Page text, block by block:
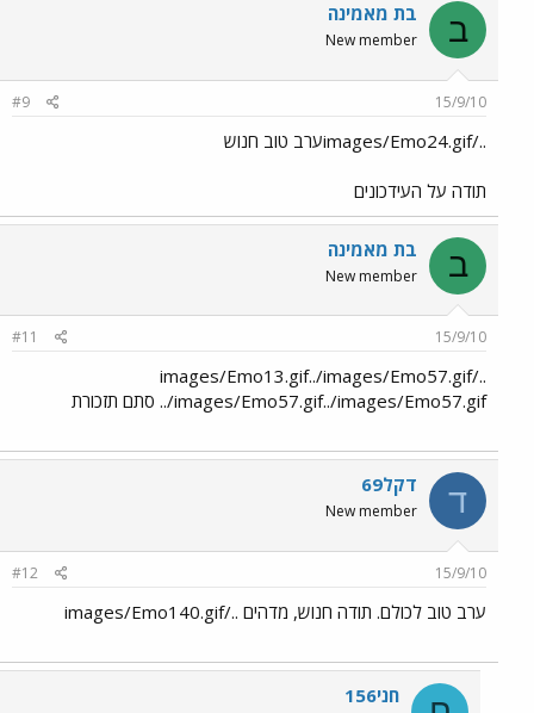
ב בת מאמינה
New member
15/9/10
#9
../images/Emo24.gifערב טוב חנוש
תודה על העידכונים
ב בת מאמינה
New member
15/9/10
#11
../images/Emo13.gif../images/Emo57.gif
../images/Emo57.gif../images/Emo57.gif סתם תזכורת
ד דקל69
New member
15/9/10
#12
ערב טוב לכולם. תודה חנוש, מדהים ../images/Emo140.gif
חני156